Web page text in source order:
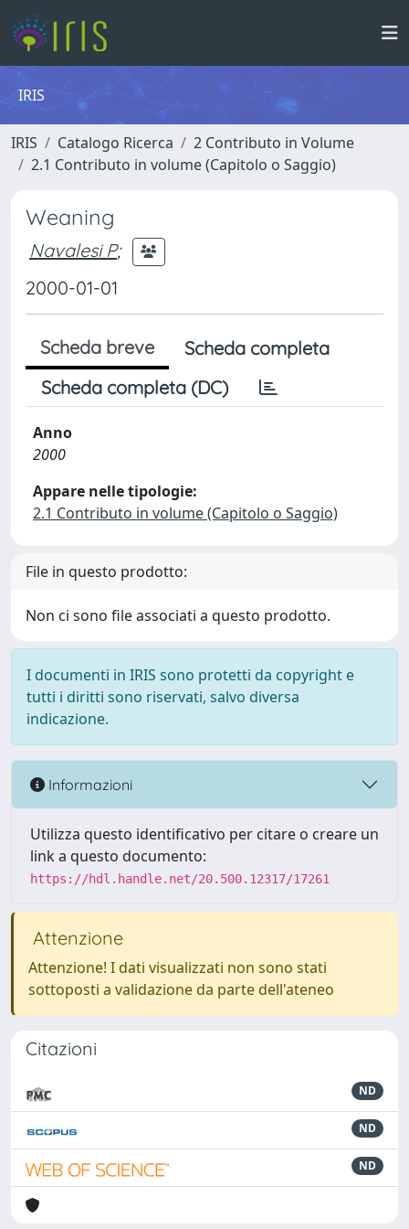
IRIS
IRIS Catalogo Ricerca
2 Contributo in Volume
2.1 Contributo in volume (Capitolo o Saggio)
Weaning
Navalesi P;
2000-01-01
Scheda breve
Scheda completa
Scheda completa (DC)
Anno
2000
Appare nelle tipologie:
2.1 Contributo in volume (Capitolo o Saggio)
File in questo prodotto:
Non ci sono file associati a questo prodotto.
I documenti in IRIS sono protetti da copyright e
tutti i diritti sono riservati, salvo diversa
indicazione.
Informazioni
Utilizza questo identificativo per citare o creare un
link a questo documento:
https://hdl.handle.net/20.500.12317/17261
Attenzione
Attenzione! I dati visualizzati non sono stati
sottoposti a validazione da parte dell'ateneo
Citazioni
ND
ND
ND